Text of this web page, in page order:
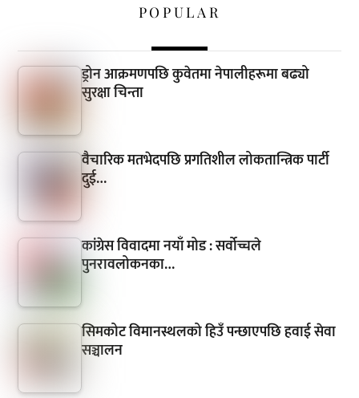
POPULAR
ड्रोन आक्रमणपछि कुवेतमा नेपालीहरूमा बढ्यो
सुरक्षा चिन्ता
वैचारिक मतभेदपछि प्रगतिशील लोकतान्त्रिक पार्टी
दुई…
कांग्रेस विवादमा नयाँ मोड : सर्वोच्चले
पुनरावलोकनका…
सिमकोट विमानस्थलको हिउँ पन्छाएपछि हवाई सेवा
सञ्चालन